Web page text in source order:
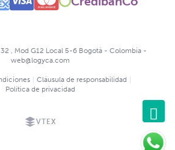
, Mod G12 Local 5-6 Bogotá - Colombia -
web@logyca.com
Cláusula de responsabilidad
Política de privacidad
VTEX